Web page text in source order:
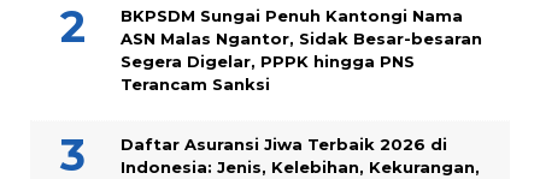
BKPSDM Sungai Penuh Kantongi Nama
ASN Malas Ngantor, Sidak Besar-besaran
Segera Digelar, PPPK hingga PNS
Terancam Sanksi
Daftar Asuransi Jiwa Terbaik 2026 di
Indonesia: Jenis, Kelebihan, Kekurangan,